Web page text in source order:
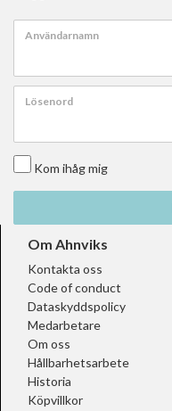
Användarnamn
Lösenord
Kom ihåg mig
Om Ahnviks
Kontakta oss
Code of conduct
Dataskyddspolicy
Medarbetare
Om oss
Hållbarhetsarbete
Historia
Köpvillkor